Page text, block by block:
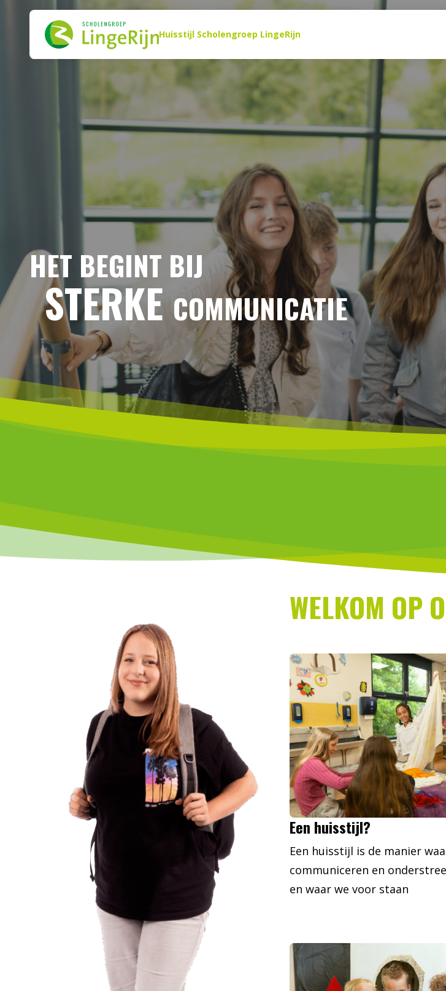
Naar de inhoud
Huisstijl Scholengroep LingeRijn
HUISSTIJL
HET BEGINT BIJ
STERKECOMMUNICATIE
WELKOM OP
Een huisstijl?
Een huisstijl is de manier
communiceren en
en waar we voor staan